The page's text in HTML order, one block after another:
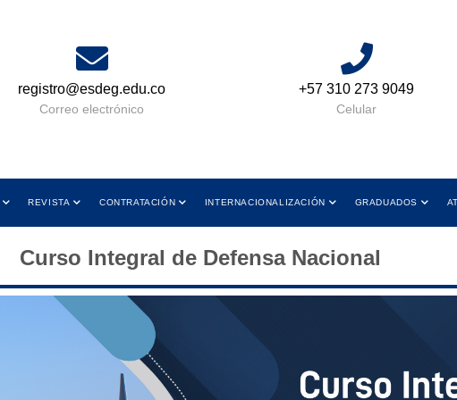
registro@esdeg.edu.co
Correo electrónico
+57 310 273 9049
Celular
REVISTA CONTRATACIÓN INTERNACIONALIZACIÓN GRADUADOS
Curso Integral de Defensa Nacional